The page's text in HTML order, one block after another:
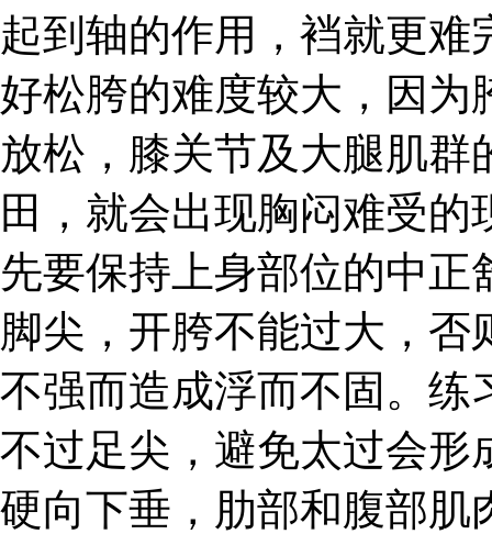
起到轴的作用，裆就更
好松胯的难度较大，因为
放松，膝关节及大腿肌
田，就会出现胸闷难受
先要保持上身部位的中
脚尖，开胯不能过大，
不强而造成浮而不固。练
不过足尖，避免太过会形
硬向下垂，肋部和腹部肌